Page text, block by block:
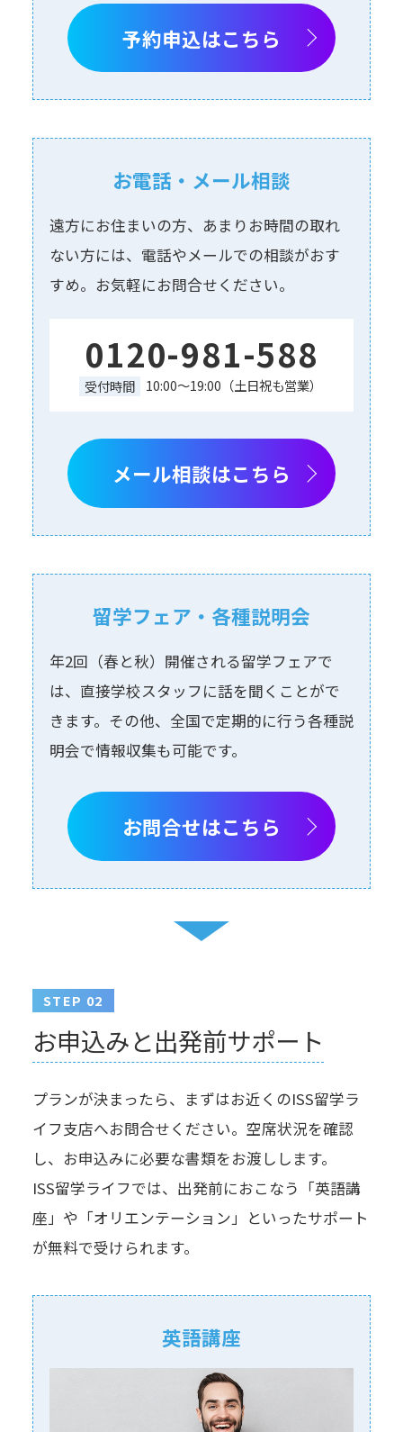
予約申込はこちら
お電話・メール相談
遠⽅にお住まいの⽅、あまりお時間の取れ
ない⽅には、電話やメールでの相談がおす
すめ。お気軽にお問合せください。
0120-981-588
受付時間 10:00～19:00（土日祝も営業）
メール相談はこちら
留学フェア・各種説明会
年2回（春と秋）開催される留学フェアで
は、直接学校スタッフに話を聞くことがで
きます。その他、全国で定期的に⾏う各種説
明会で情報収集も可能です。
お問合せはこちら
STEP 02
お申込みと出発前サポート
プランが決まったら、まずはお近くのISS留学ラ
イフ⽀店へお問合せください。空席状況を確認
し、お申込みに必要な書類をお渡しします。
ISS留学ライフでは、出発前におこなう「英語講
座」や「オリエンテーション」といったサポート
が無料で受けられます。
英語講座